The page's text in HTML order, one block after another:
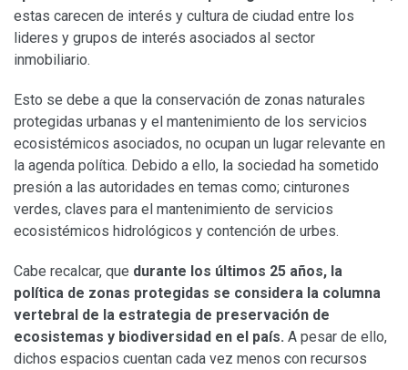
estas carecen de interés y cultura de ciudad entre los
lideres y grupos de interés asociados al sector
inmobiliario.
Esto se debe a que la conservación de zonas naturales
protegidas urbanas y el mantenimiento de los servicios
ecosistémicos asociados, no ocupan un lugar relevante en
la agenda política. Debido a ello, la sociedad ha sometido
presión a las autoridades en temas como; cinturones
verdes, claves para el mantenimiento de servicios
ecosistémicos hidrológicos y contención de urbes.
Cabe recalcar, que durante los últimos 25 años, la
política de zonas protegidas se considera la columna
vertebral de la estrategia de preservación de
ecosistemas y biodiversidad en el país. A pesar de ello,
dichos espacios cuentan cada vez menos con recursos